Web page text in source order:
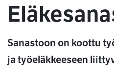
Sanastoon on koottu
ja työeläkkeeseen